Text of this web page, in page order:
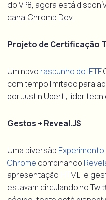
do VP8, agora está
canal Chrome Dev.
Projeto de Certificação
Um novo rascunho do IETF
com tempo limitado para
por Justin Uberti, líder
Gestos + Reveal.JS
Uma diversão Experimento
Chrome combinando
apresentação HTML, e
estavam circulando no